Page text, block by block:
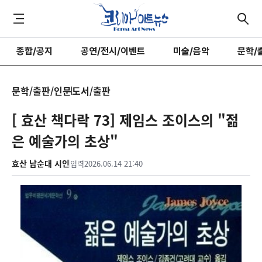
종합/공지 공연/전시/이벤트 미술/음악 문학/
문학/출판/인문도서/출판
[ 효산 책다락 73] 제임스 조이스의 "젊
은 예술가의 초상"
효산 남순대 시인입력2026.06.14 21:40